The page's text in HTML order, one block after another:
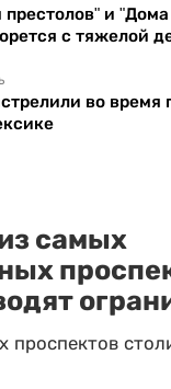
и
с тяжелой
во время
самых
проспектов